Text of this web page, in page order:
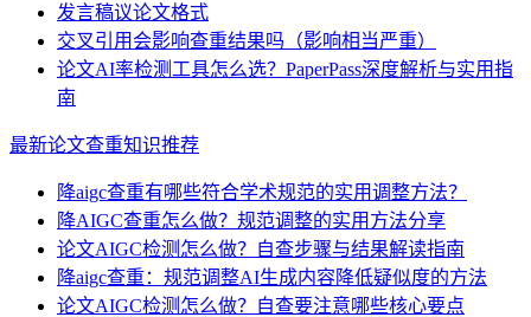
发言稿议论文格式
交叉引用会影响查重结果吗（影响相当严重）
论文AI率检测工具怎么选？PaperPass深度解析与实用指
南
最新论文查重知识推荐
降aigc查重有哪些符合学术规范的实用调整方法？
降AIGC查重怎么做？规范调整的实用方法分享
论文AIGC检测怎么做？自查步骤与结果解读指南
降aigc查重：规范调整AI生成内容降低疑似度的方法
论文AIGC检测怎么做？自查要注意哪些核心要点